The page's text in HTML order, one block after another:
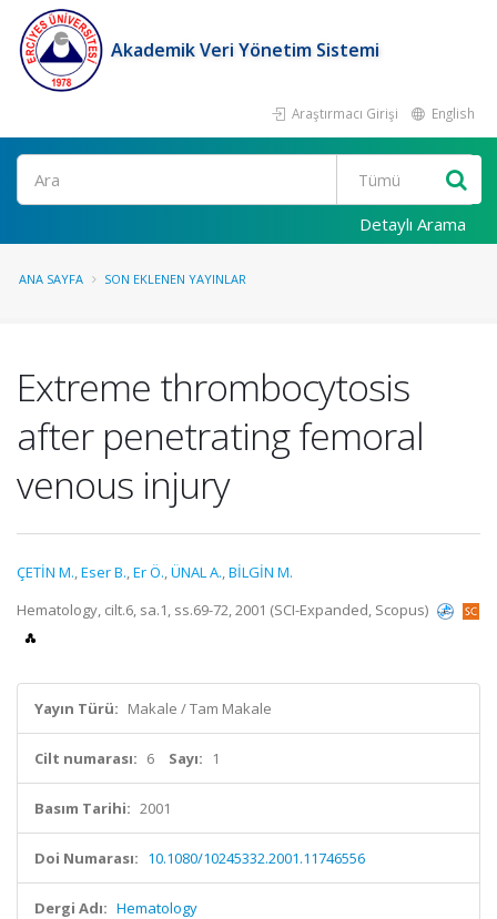
Akademik Veri Yönetim Sistemi
Araştırmacı Girişi English
Ara
Detaylı Arama
ANA SAYFA SON EKLENEN YAYINLAR
Extreme thrombocytosis
after penetrating femoral
venous injury
ÇETİN M.,Eser B.,Er Ö.,ÜNAL A.,BİLGİN M.
Hematology, cilt.6, sa.1, ss.69-72, 2001 (SCI-Expanded, Scopus)
Yayın Türü: Makale / Tam Makale
Cilt numarası: 6 Sayı: 1
Basım Tarihi: 2001
Doi Numarası: 10.1080/10245332.2001.11746556
Dergi Adı: Hematology